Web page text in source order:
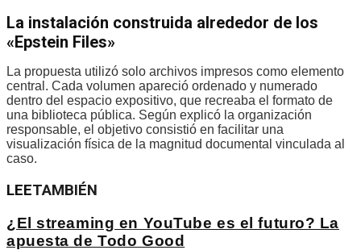
La instalación construida alrededor de los
«Epstein Files»
La propuesta utilizó solo archivos impresos como elemento
central. Cada volumen apareció ordenado y numerado
dentro del espacio expositivo, que recreaba el formato de
una biblioteca pública. Según explicó la organización
responsable, el objetivo consistió en facilitar una
visualización física de la magnitud documental vinculada al
caso.
LEETAMBIÉN
¿El streaming en YouTube es el futuro? La
apuesta de Todo Good